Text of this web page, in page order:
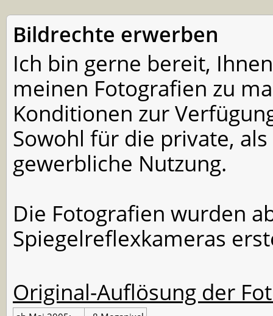
Bildrechte erwerben
Ich bin gerne bereit,
meinen Fotografien zu
Konditionen zur
Sowohl für die private,
gewerbliche Nutzung.
Die Fotografien wurden
Spiegelreflexkameras
Original-Auflösung der